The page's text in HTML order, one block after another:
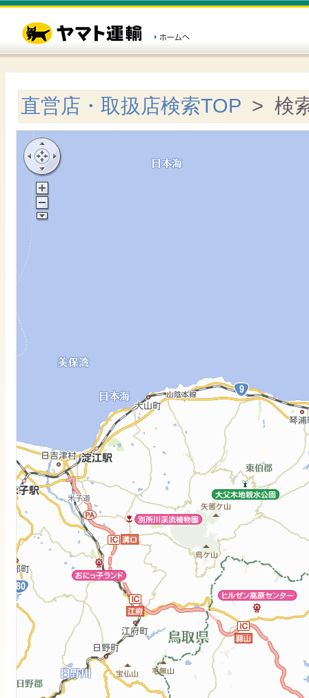
直営店・取扱店検索TOP > 検